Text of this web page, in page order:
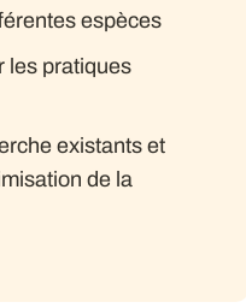
espèces
les pratiques
existants et
de la